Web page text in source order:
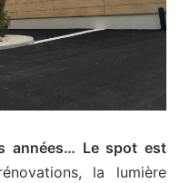
années… Le spot est
la lumière